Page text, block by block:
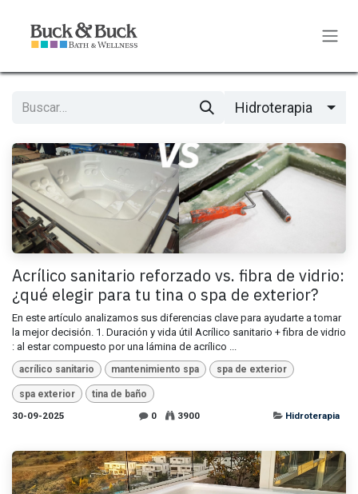
Hidroterapia
Acrílico sanitario reforzado vs. fibra de vidrio:
¿qué elegir para tu tina o spa de exterior?
En este artículo analizamos sus diferencias clave para ayudarte a tomar
la mejor decisión. 1. Duración y vida útil Acrílico sanitario + fibra de vidrio
: al estar compuesto por una lámina de acrílico ...
acrílico sanitario mantenimiento spa spa de exterior
spa exterior
tina de baño
30-09-2025
0 3900 Hidroterapia